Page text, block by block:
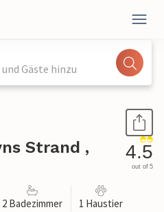
Gäste hinzu
Strand ,
4.5
out of 5
2 Badezimmer 1 Haustier